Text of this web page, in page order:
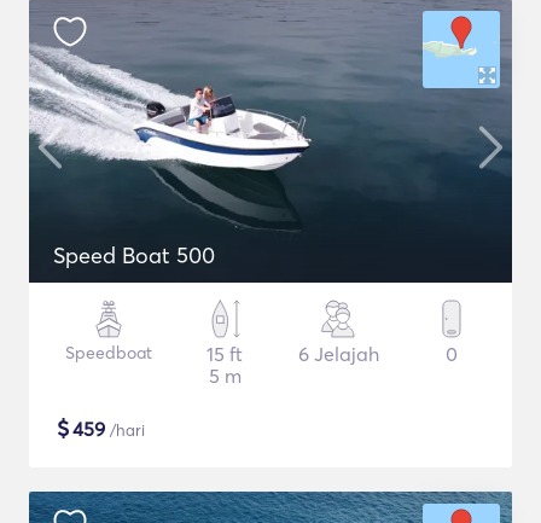
Speed Boat 500
Speedboat
15 ft
5 m
6 Jelajah 0
$459 /hari